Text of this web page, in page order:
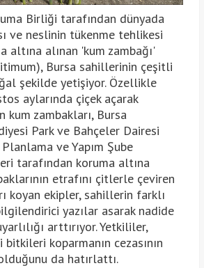
Birliği tarafından dünyada
ve neslinin tükenme tehlikesi
altına alınan 'kum zambağı'
Bursa sahillerinin çeşitli
şekilde yetişiyor. Özellikle
aylarında çiçek açarak
kum zambakları, Bursa
Park ve Bahçeler Dairesi
ve Yapım Şube
tarafından koruma altına
etrafını çitlerle çeviren
koyan ekipler, sahillerin farklı
yazılar asarak nadide
arttırıyor. Yetkililer,
koparmanın cezasının
da hatırlattı.